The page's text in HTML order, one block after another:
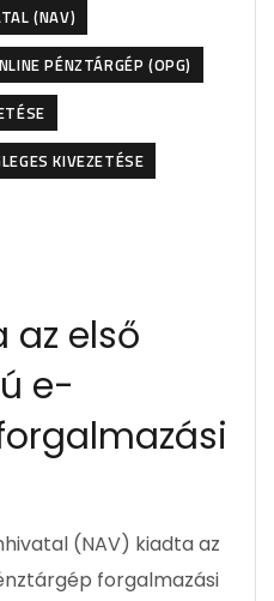
(NAV)
PÉNZTÁRGÉP (OPG)
KIVEZETÉSE
az első
e-
(NAV) kiadta az
forgalmazási